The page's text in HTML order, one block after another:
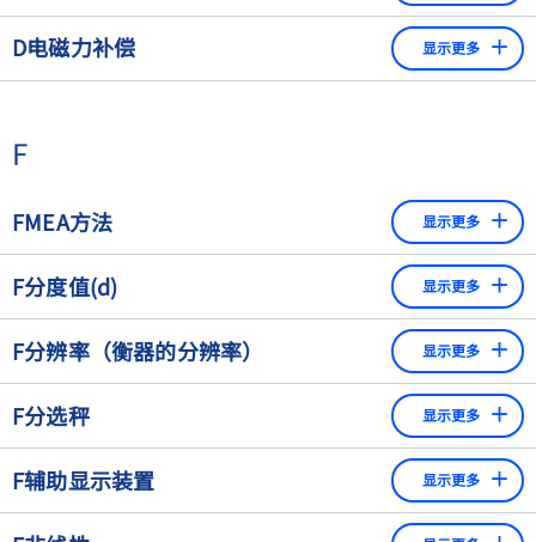
码更可取。
金属的特性，使其能够产生涡流，被称为"导电性"。简单地
说：金属导电的能力。
D电磁力补偿 显示更多
流通过模拟或数字控制器进行调节，一个敏感的位置传感器
磁天平适用于高分辨率和高速称重。
F
FMEA方法 显示更多
FMEA方法已被证明是进行危险分析的一种有效方法。FMEA
是"故障模式和影响分析"的缩写。
F分度值(d) 显示更多
F分辨率（衡器的分辨率） 显示更多
一个尚未精确标准化的术语 - 它通常指最大秤量和可读性的
商数（"10000位的分辨率"），或用于可读性（"0.1 g的分辨
率"）。 例如，一个最大容量为300 kg、可读性为10 g的工业
秤的分辨率为30,000。
F分选秤 显示更多
经过自动检重秤的单次称重，可将不同质量的产品分为几个
等级，每个等级都有自己的重量范围。
F辅助显示装置 显示更多
模拟显示器。在两个刻度标记之间插入指针的装置。